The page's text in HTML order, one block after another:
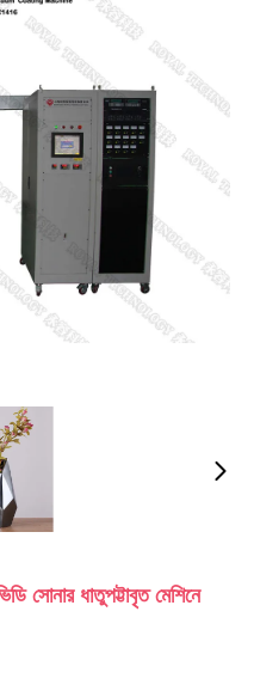
সোনার ধাতুপট্টাবৃত মেশিনে